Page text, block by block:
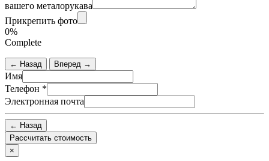
вашего металорукава
Прикрепить фото
0%
Complete
← Назад Вперед →
Имя
Телефон *
Электронная почта
← Назад
×